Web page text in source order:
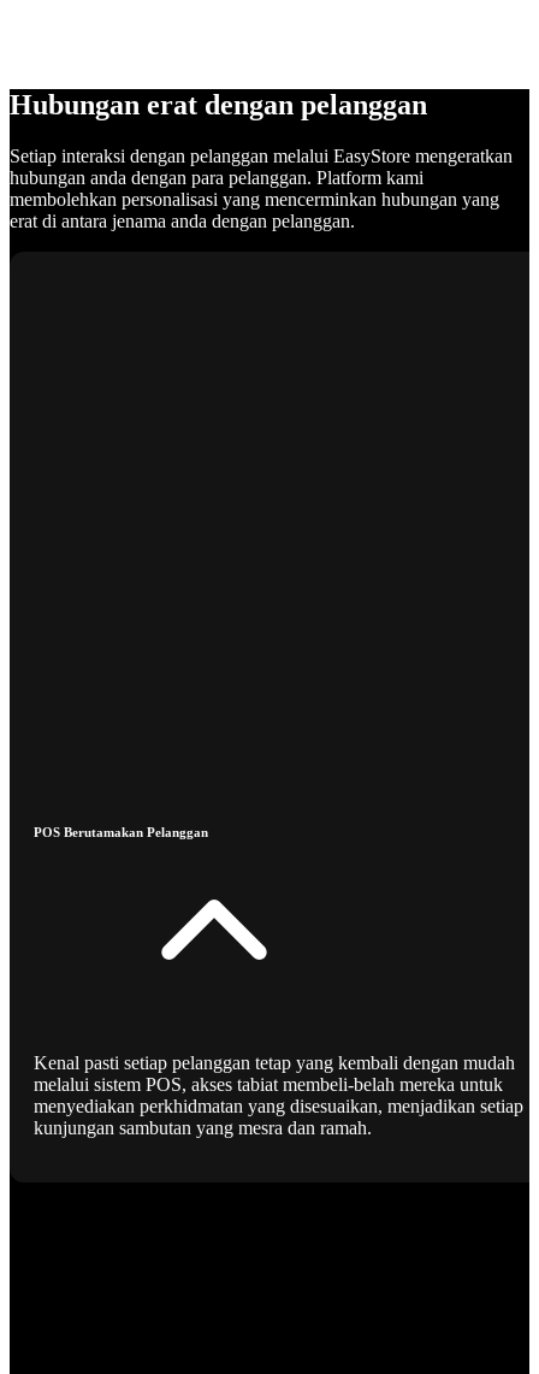
Hubungan erat dengan pelanggan
Setiap interaksi dengan pelanggan melalui EasyStore mengeratkan
hubungan anda dengan para pelanggan. Platform kami
membolehkan personalisasi yang mencerminkan hubungan yang
erat di antara jenama anda dengan pelanggan.
POS Berutamakan Pelanggan
Kenal pasti setiap pelanggan tetap yang kembali dengan mudah
melalui sistem POS, akses tabiat membeli-belah mereka untuk
menyediakan perkhidmatan yang disesuaikan, menjadikan setiap
kunjungan sambutan yang mesra dan ramah.